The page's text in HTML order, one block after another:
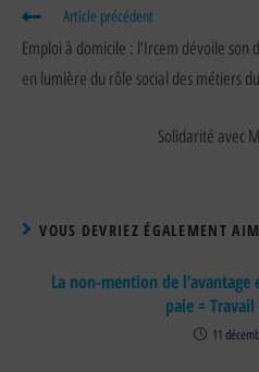
Article précédent
Emploi à domicile : l’Ircem dévoile son
en lumière du rôle social des métiers
Solidarité avec
VOUS DEVRIEZ ÉGALEMENT
La non-mention de
paie =
11